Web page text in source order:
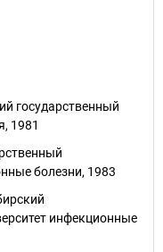
государственный
1981
болезни, 1983
инфекционные